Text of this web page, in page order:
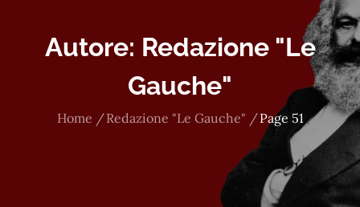
Autore: Redazione "Le
Gauche"
Home Redazione "Le Gauche" Page 51